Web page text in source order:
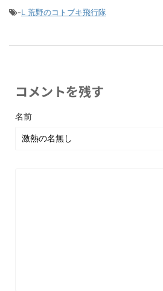
-L 荒野のコトブキ飛行隊
コメントを残す
名前